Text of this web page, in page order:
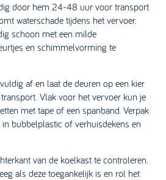
door hem 24-48 uur voor transport
waterschade tijdens het vervoer.
schoon met een milde
en schimmelvorming te
af en laat de deuren op een kier
Vlak voor het vervoer kun je
met tape of een spanband. Verpak
bubbelplastic of verhuisdekens en
van de koelkast te controleren.
als deze toegankelijk is en rol het